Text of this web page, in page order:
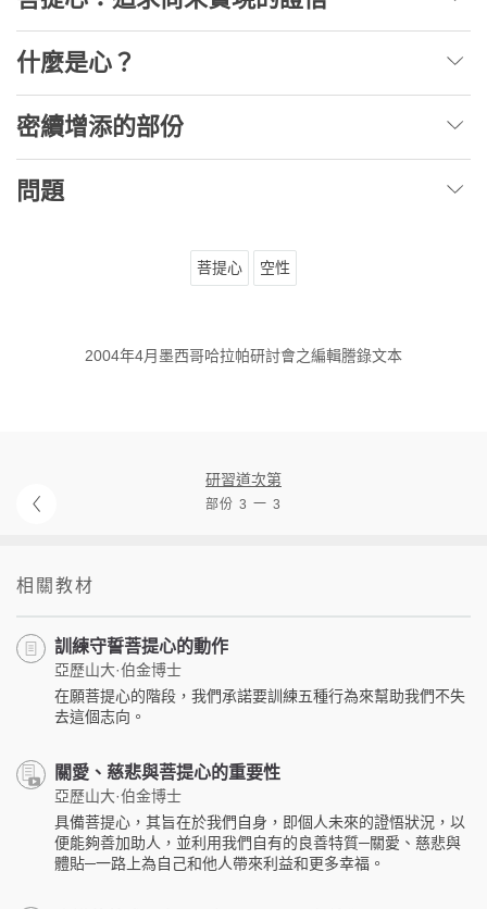
什麼是心？
密續增添的部份
問題
菩提心 空性
2004年4月墨西哥哈拉帕研討會之編輯謄錄文本
研習道次第
部份 3 一 3
相關教材
訓練守誓菩提心的動作
亞歷山大·伯金博士
在願菩提心的階段，我們承諾要訓練五種行為來幫助我們不失
去這個志向。
關愛、慈悲與菩提心的重要性
亞歷山大·伯金博士
具備菩提心，其旨在於我們自身，即個人未來的證悟狀況，以
便能夠善加助人，並利用我們自有的良善特質─關愛、慈悲與
體貼─一路上為自己和他人帶來利益和更多幸福。